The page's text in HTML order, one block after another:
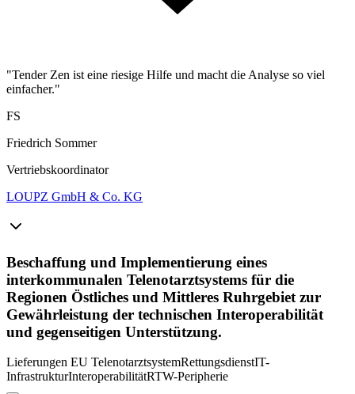
"Tender Zen ist eine riesige Hilfe und macht die Analyse so viel
einfacher."
FS
Friedrich Sommer
Vertriebskoordinator
LOUPZ GmbH & Co. KG
Beschaffung und Implementierung eines
interkommunalen Telenotarztsystems für die
Regionen Östliches und Mittleres Ruhrgebiet zur
Gewährleistung der technischen Interoperabilität
und gegenseitigen Unterstützung.
Lieferungen EU TelenotarztsystemRettungsdienstIT-
InfrastrukturInteroperabilitätRTW-Peripherie